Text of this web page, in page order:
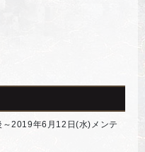
2019年6月12日(水)メンテ